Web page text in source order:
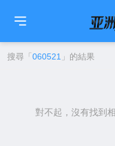
🇹🇼 简中
搜尋「 060521 」的結果
對不起，沒有找到